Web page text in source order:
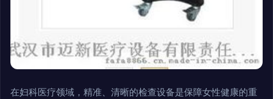
在妇科医疗领域，精准、清晰的检查设备是保障女性健康的重